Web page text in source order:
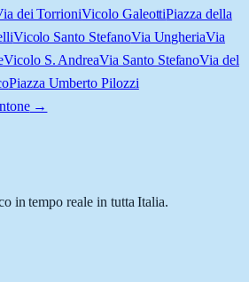
dei TorrioniVicolo GaleottiPiazza della
Vicolo Santo StefanoVia UngheriaVia
Vicolo S. AndreaVia Santo StefanoVia del
Piazza Umberto Pilozzi
→
in tempo reale in tutta Italia.